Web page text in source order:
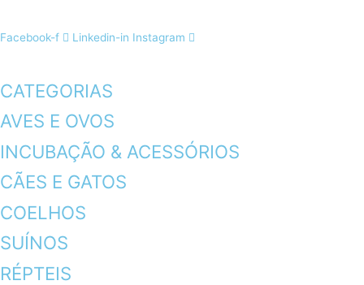
Facebook-f Linkedin-in Instagram
CATEGORIAS
AVES E OVOS
INCUBAÇÃO & ACESSÓRIOS
CÃES E GATOS
COELHOS
SUÍNOS
RÉPTEIS